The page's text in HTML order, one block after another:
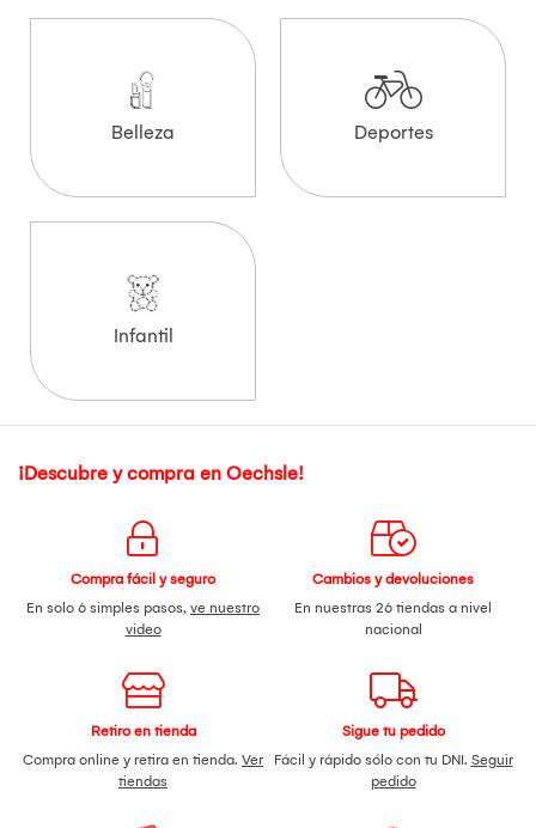
Belleza Deportes
Infantil
¡Descubre y compra en Oechsle!
Compra fácil y seguro
En solo 6 simples pasos, ve nuestro
video
Cambios y devoluciones
En nuestras 26 tiendas a nivel
nacional
Retiro en tienda
Compra online y retira en tienda. Ver
tiendas
Sigue tu pedido
Fácil y rápido sólo con tu DNI. Seguir
pedido